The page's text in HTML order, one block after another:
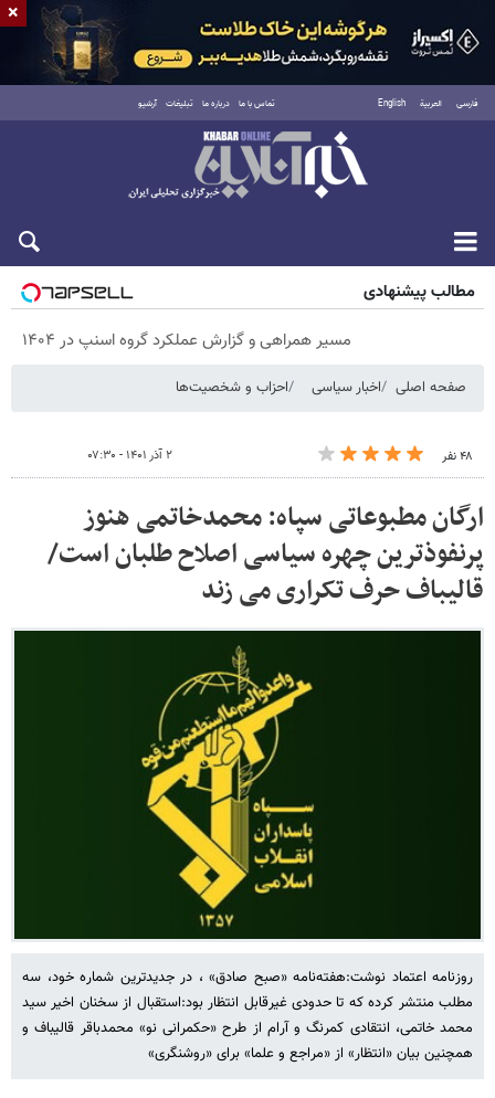
فارسی العربية English تماس با ما درباره ما تبلیغات آرشیو
شنبه ۱۷ مرداد ۱۴۰۵
مطالب پیشنهادی
مسیر همراهی و گزارش عملکرد گروه اسنپ در ۱۴۰۴
صفحه اصلی اخبار سیاسی احزاب و شخصیت‌ها
۴۸ نفر ۲ آذر ۱۴۰۱ - ۰۷:۳۰
ارگان مطبوعاتی سپاه: محمدخاتمی هنوز
پرنفوذترین چهره سیاسی اصلاح طلبان است/
قالیباف حرف تکراری می زند
روزنامه اعتماد نوشت:هفته‌نامه «صبح صادق» ، در جدیدترین شماره خود، سه
مطلب منتشر کرده که تا حدودی غیرقابل انتظار بود:استقبال از سخنان اخیر سید
محمد خاتمی، انتقادی کمرنگ و آرام از طرح «حکمرانی نو» محمدباقر قالیباف و
همچنین بیان «انتظار» از «مراجع و علما» برای «روشنگری»
×